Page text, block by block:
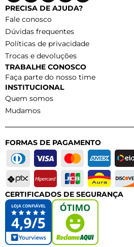
PRECISA DE AJUDA?
Fale conosco
Dúvidas frequentes
Políticas de privacidade
Trocas e devoluções
TRABALHE CONOSCO
Faça parte do nosso time
INSTITUCIONAL
Quem somos
Mudamos
FORMAS DE PAGAMENTO
CERTIFICADOS DE SEGURANÇA